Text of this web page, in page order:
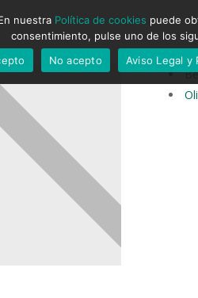
nuestra Política de cookies puede
consentimiento, pulse uno de los
No acepto Aviso Legal y